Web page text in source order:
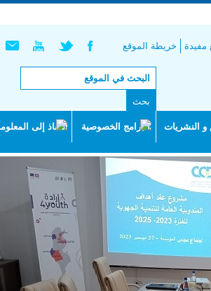
خريطة الموقع مفيدة
و النشريات البرامج الخصوصية النفاذ إلى